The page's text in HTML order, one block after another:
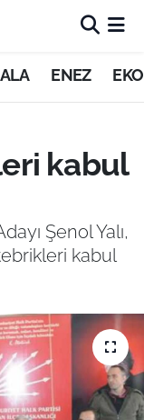
ENEZ
kabul
Şenol Yalı,
kabul